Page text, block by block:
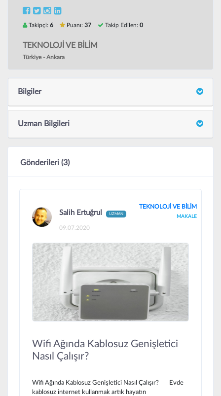
Takipçi: 6 Puanı: 37 Takip Edilen: 0
TEKNOLOJİ VE BİLİM
Türkiye - Ankara
Bilgiler
Uzman Bilgileri
Gönderileri (3)
Salih Ertuğrul UZMAN
09.07.2020
TEKNOLOJİ VE BİLİM
MAKALE
Wifi Ağında Kablosuz Genişletici
Nasıl Çalışır?
Wifi Ağında Kablosuz Genişletici Nasıl Çalışır? Evde
kablosuz internet kullanmak artık hayatın